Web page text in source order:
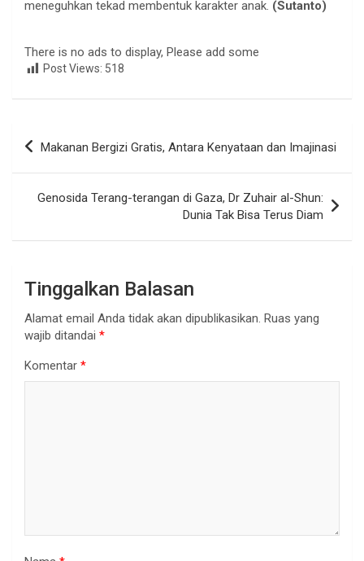
meneguhkan tekad membentuk karakter anak. (Sutanto)
There is no ads to display, Please add some
Post Views: 518
Navigasi
pos
Makanan Bergizi Gratis, Antara Kenyataan dan Imajinasi
Genosida Terang-terangan di Gaza, Dr Zuhair al-Shun:
Dunia Tak Bisa Terus Diam
Tinggalkan Balasan
Alamat email Anda tidak akan dipublikasikan. Ruas yang
wajib ditandai *
Komentar *